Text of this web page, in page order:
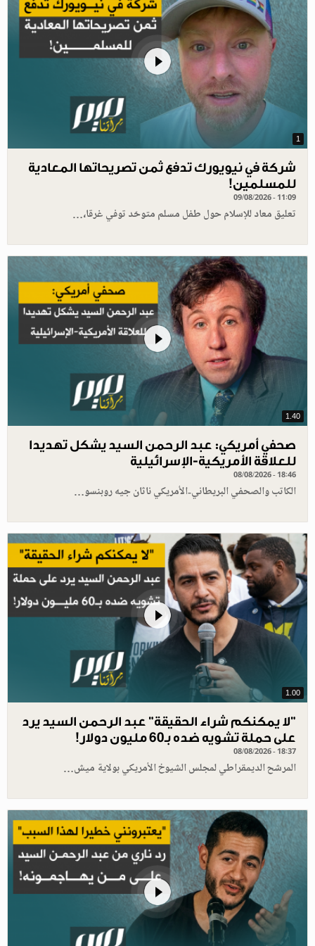
1
شركة في نيويورك تدفع ثمن تصريحاتها المعادية
للمسلمين!
09/08/2026 - 11:09
تعليق معاد للإسلام حول طفل مسلم متوحّد توفي غرقا،…
1.40
صحفي أمريكي: عبد الرحمن السيد يشكل تهديدا
للعلاقة الأمريكية-الإسرائيلية
08/08/2026 - 18:46
الكاتب والصحفي البريطاني-الأمريكي ناثان جيه روبنسو…
1.00
"لا يمكنكم شراء الحقيقة" عبد الرحمن السيد يرد
على حملة تشويه ضده بـ60 مليون دولار!
08/08/2026 - 18:37
المرشح الديمقراطي لمجلس الشيوخ الأمريكي بولاية ميش…